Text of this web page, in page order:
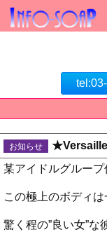
お知らせ
某アイドルグルー
この極上のボディ
驚く程の”良い女”な